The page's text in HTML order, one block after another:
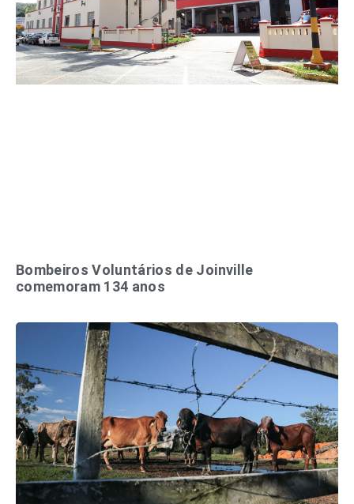
Bombeiros Voluntários de Joinville
comemoram 134 anos